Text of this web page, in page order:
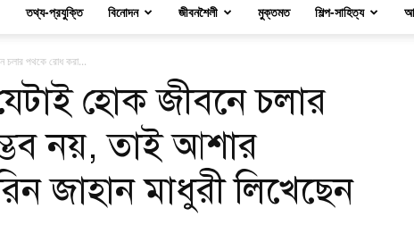
তথ্য-প্রযুক্তি বিনোদন জীবনশৈলী মুক্তমত শিল্প-সাহিত্য
চলার পথকে রোধ করা...
হোক জীবনে চলার
নয়, তাই আশার
জাহান মাধুরী লিখেছেন